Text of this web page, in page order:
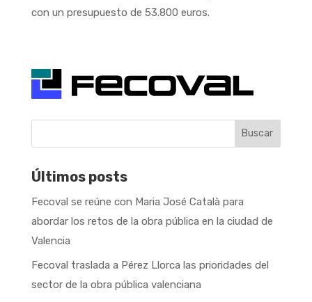
con un presupuesto de 53.800 euros.
Buscar
Últimos posts
Fecoval se reúne con Maria José Català para
abordar los retos de la obra pública en la ciudad de
Valencia
Fecoval traslada a Pérez Llorca las prioridades del
sector de la obra pública valenciana